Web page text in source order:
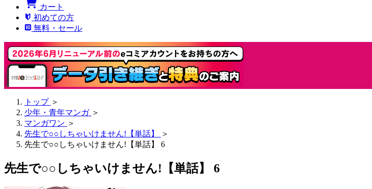
カート
初めての方
無料・セール
トップ ＞
少年・青年マンガ ＞
マンガワン ＞
先生で○○しちゃいけません!【単話】
＞
先生で○○しちゃいけません!【単話】 6
先生で○○しちゃいけません!【単話】 6